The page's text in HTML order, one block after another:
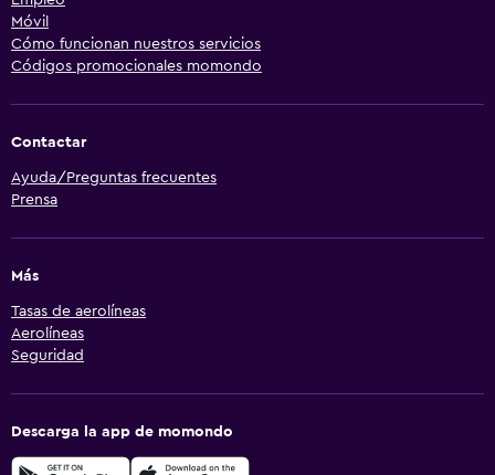
Móvil
Cómo funcionan nuestros servicios
Códigos promocionales momondo
Contactar
Ayuda/Preguntas frecuentes
Prensa
Más
Tasas de aerolíneas
Aerolíneas
Seguridad
Descarga la app de momondo